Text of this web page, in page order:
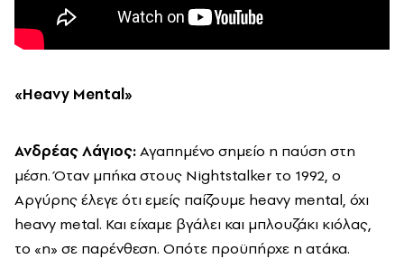
«Heavy Mental»
Ανδρέας Λάγιος:Αγαπημένο σημείο η παύση στη
μέση. Όταν μπήκα στους Nightstalker το 1992, ο
Αργύρης έλεγε ότι εμείς παίζουμε heavy mental, όχι
heavy metal. Και είχαμε βγάλει και μπλουζάκι κιόλας,
το «n» σε παρένθεση. Οπότε προϋπήρχε η ατάκα.